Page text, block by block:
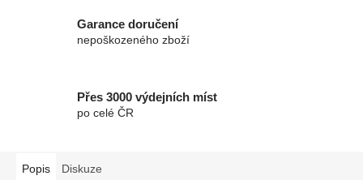
Garance doručení
nepoškozeného zboží
Přes 3000 výdejních míst
po celé ČR
Popis Diskuze